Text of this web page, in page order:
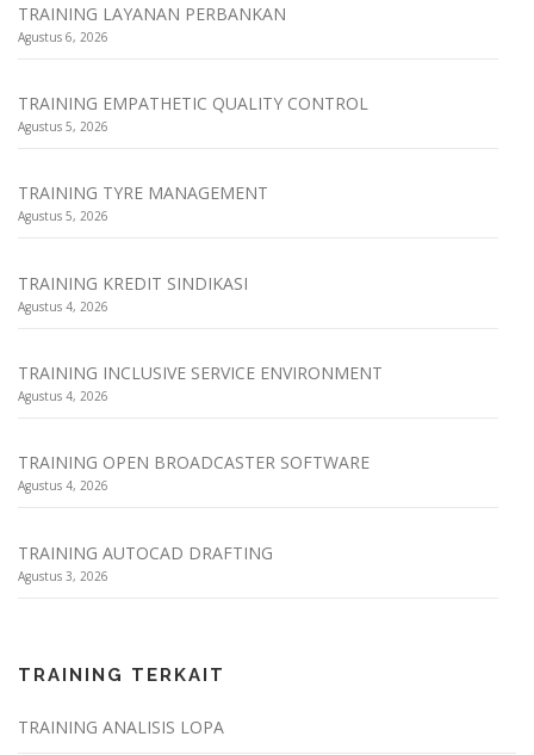
TRAINING LAYANAN PERBANKAN
Agustus 6, 2026
TRAINING EMPATHETIC QUALITY CONTROL
Agustus 5, 2026
TRAINING TYRE MANAGEMENT
Agustus 5, 2026
TRAINING KREDIT SINDIKASI
Agustus 4, 2026
TRAINING INCLUSIVE SERVICE ENVIRONMENT
Agustus 4, 2026
TRAINING OPEN BROADCASTER SOFTWARE
Agustus 4, 2026
TRAINING AUTOCAD DRAFTING
Agustus 3, 2026
TRAINING TERKAIT
TRAINING ANALISIS LOPA